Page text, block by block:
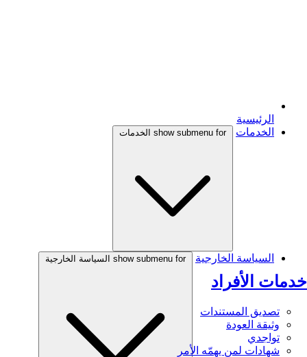
الرئيسية
الخدمات
show submenu for الخدمات
خدمات الأفراد
تصديق المستندات
وثيقة العودة
تواجدي
شهادات لمن يهمّه الأمر
السياسة الخارجية show submenu for السياسة الخارجية